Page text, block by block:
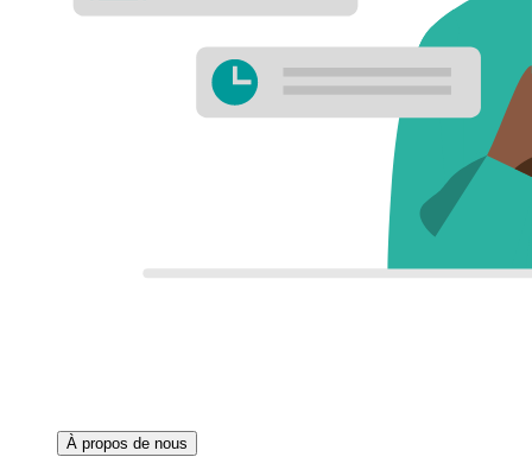
À propos de nous‌